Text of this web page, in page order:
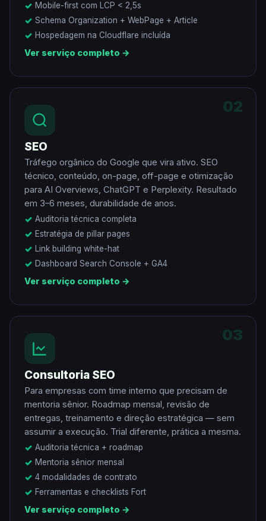
Mobile-first com LCP < 2,5s
Schema Organization + WebPage + Article
Hospedagem na Cloudflare incluída
Ver serviço completo →
02
SEO
Tráfego orgânico do Google que vira ativo. SEO
técnico, conteúdo, on-page, off-page e otimização
para AI Overviews, ChatGPT e Perplexity. Resultado
em 3–6 meses, durabilidade de anos.
Auditoria técnica completa
Estratégia de pillar pages
Link building white-hat
Dashboard Search Console + GA4
Ver serviço completo →
03
Consultoria SEO
Para empresas com time interno que precisam de
mentoria sênior. Roadmap mensal, revisão de
entregas, treinamento e direção estratégica — sem
assumir a execução. Trial diferente, prática a mesma.
Auditoria técnica + roadmap
Mentoria sênior mensal
4 modalidades de contrato
Ferramentas e checklists Fort
Ver serviço completo →